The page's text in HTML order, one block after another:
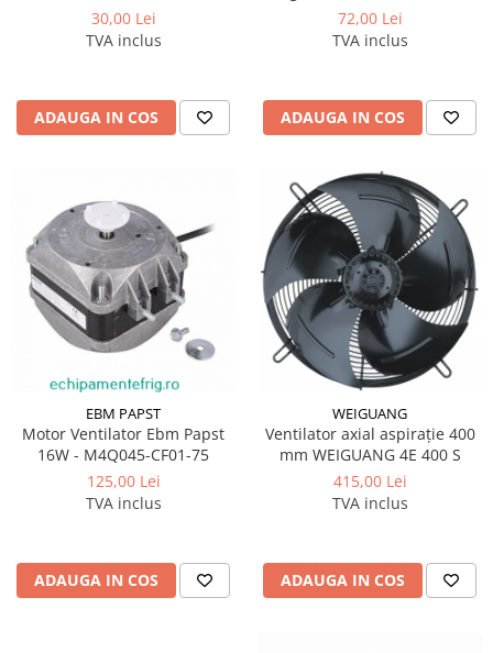
30,00 Lei
TVA inclus
ADAUGA IN COS
72,00 Lei
TVA inclus
ADAUGA IN COS
EBM PAPST
Motor Ventilator Ebm Papst
16W - M4Q045-CF01-75
125,00 Lei
TVA inclus
ADAUGA IN COS
WEIGUANG
Ventilator axial aspirație 400
mm WEIGUANG 4E 400 S
415,00 Lei
TVA inclus
ADAUGA IN COS